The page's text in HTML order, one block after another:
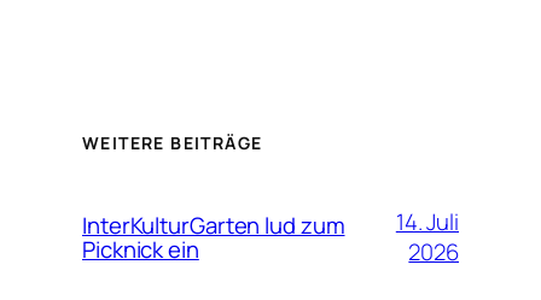
WEITERE BEITRÄGE
InterKulturGarten lud zum
Picknick ein
14. Juli
2026